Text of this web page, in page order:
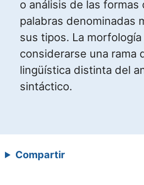
o análisis de las formas
palabras denominadas
sus tipos. La
considerarse una rama
lingüística distinta del
sintáctico.
Compartir